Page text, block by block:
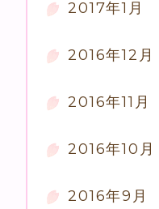
2017年1月
2016年12月
2016年11月
2016年10月
2016年9月